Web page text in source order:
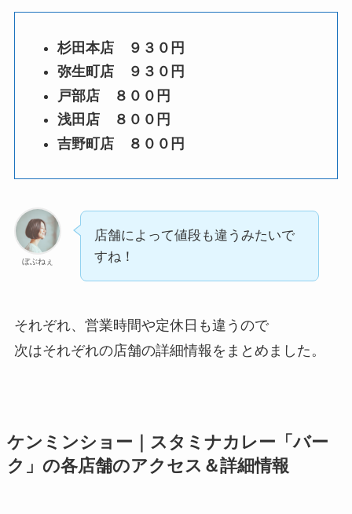
杉田本店 ９３０円
弥生町店 ９３０円
戸部店 ８００円
浅田店 ８００円
吉野町店 ８００円
ぼぶねぇ
店舗によって値段も違うみたいで
すね！
それぞれ、営業時間や定休日も違うので
次はそれぞれの店舗の詳細情報をまとめました。
ケンミンショー｜スタミナカレー「バー
ク」の各店舗のアクセス＆詳細情報